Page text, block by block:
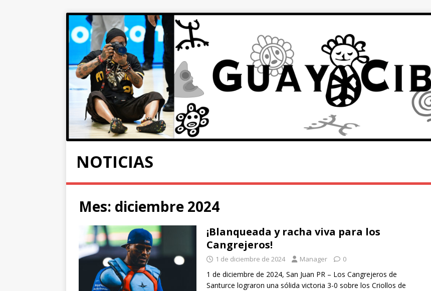
NOTICIAS
Mes: diciembre 2024
¡Blanqueada y racha viva para los
Cangrejeros!
1 de diciembre de 2024 Manager 0
1 de diciembre de 2024, San Juan PR – Los Cangrejeros de
Santurce lograron una sólida victoria 3-0 sobre los Criollos de